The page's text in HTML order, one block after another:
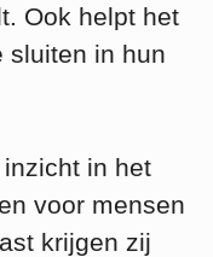
Ook helpt het
sluiten in hun
in het
voor mensen
krijgen zij